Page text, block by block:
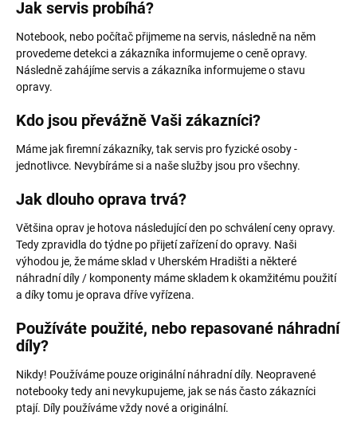
Jak servis probíhá?
Notebook, nebo počítač přijmeme na servis, následně na něm
provedeme detekci a zákazníka informujeme o ceně opravy.
Následně zahájíme servis a zákazníka informujeme o stavu
opravy.
Kdo jsou převážně Vaši zákazníci?
Máme jak firemní zákazníky, tak servis pro fyzické osoby -
jednotlivce. Nevybíráme si a naše služby jsou pro všechny.
Jak dlouho oprava trvá?
Většina oprav je hotova následující den po schválení ceny opravy.
Tedy zpravidla do týdne po přijetí zařízení do opravy. Naši
výhodou je, že máme sklad v Uherském Hradišti a některé
náhradní díly / komponenty máme skladem k okamžitému použití
a díky tomu je oprava dříve vyřízena.
Používáte použité, nebo repasované náhradní
díly?
Nikdy! Používáme pouze originální náhradní díly. Neopravené
notebooky tedy ani nevykupujeme, jak se nás často zákazníci
ptají. Díly používáme vždy nové a originální.